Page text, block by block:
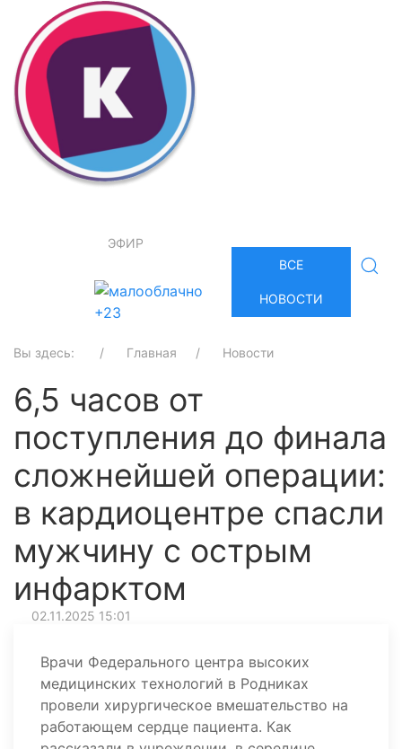
ЭФИР
+23
ВСЕ
НОВОСТИ
Вы здесь: Главная Новости
6,5 часов от
поступления до финала
сложнейшей операции:
в кардиоцентре спасли
мужчину с острым
инфарктом
02.11.2025 15:01
Врачи Федерального центра высоких
медицинских технологий в Родниках
провели хирургическое вмешательство на
работающем сердце пациента. Как